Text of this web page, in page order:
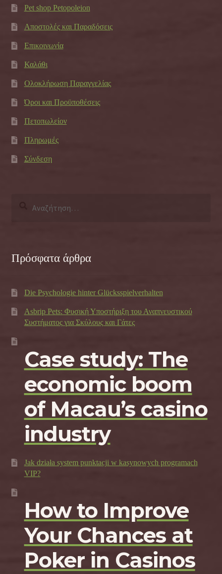
Pet shop Petopoleion
Αποστολές και Παραδόσεις
Επικοινωνία
Καλάθι
Ολοκλήρωση Παραγγελίας
Όροι και Προϋποθέσεις
Πετοπωλείον
Πληρωμές
Σύνδεση
Πρόσφατα άρθρα
Die Psychologie hinter Glücksspielverhalten
Asbrip Pets: Φυσική Υποστήριξη του Αναπνευστικού
Συστήματος για Σκύλους και Γάτες
Case study: The
economic boom
of Macau’s casino
industry
Jak działa system punktacji w kasynowych programach
VIP?
How to Improve
Your Chances at
Poker in Casinos